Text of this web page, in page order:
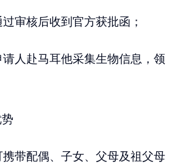
审核后收到官方获批函；
人赴马耳他采集生物信息，领
带配偶、子女、父母及祖父母